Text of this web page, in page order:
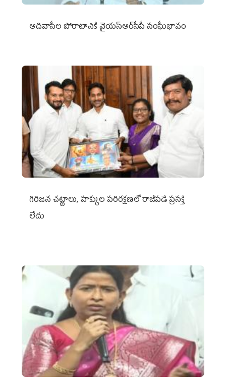
ఆదివాసీల పోరాటానికి వైయ‌స్ఆర్‌సీపీ సంఘీభావం
గిరిజన చట్టాలు, హక్కుల పరిరక్షణలో రాజీపడే ప్రసక్తే
లేదు